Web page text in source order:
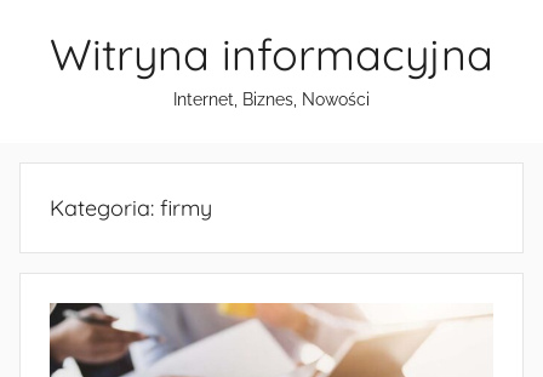
Witryna informacyjna
Internet, Biznes, Nowości
Kategoria: firmy